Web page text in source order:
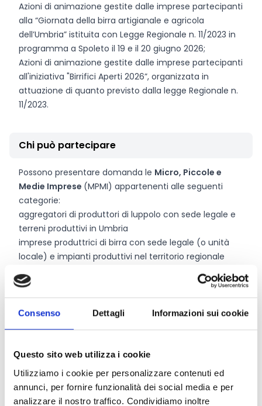
Consenso Dettagli Informazioni sui cookie
Questo sito web utilizza i cookie
Utilizziamo i cookie per personalizzare contenuti ed
annunci, per fornire funzionalità dei social media e per
analizzare il nostro traffico. Condividiamo inoltre
Azioni di animazione gestite dalle imprese partecipanti
alla “Giornata della birra artigianale e agricola
dell’Umbria” istituita con Legge Regionale n. 11/2023 in
programma a Spoleto il 19 e il 20 giugno 2026;
Azioni di animazione gestite dalle imprese partecipanti
all'iniziativa "Birrifici Aperti 2026”, organizzata in
attuazione di quanto previsto dalla legge Regionale n.
11/2023.
Chi può partecipare
Possono presentare domanda le Micro, Piccole e
Medie Imprese (MPMI) appartenenti alle seguenti
categorie:
aggregatori di produttori di luppolo con sede legale e
terreni produttivi in Umbria
imprese produttrici di birra con sede legale (o unità
locale) e impianti produttivi nel territorio regionale
Le imprese devono essere regolarmente iscritte e
attive al Registro delle Imprese e in regola con il
pagamento del diritto annuale e il DURC.
Entità del contributo
La dotazione finanziaria complessiva ammonta a
50.000 Euro